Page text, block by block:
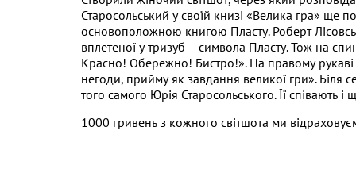
Старосольський у своїй книзі «Велика гра» ще
основоположною книгою Пласту. Роберт
вплетеної у тризуб – символа Пласту. Тож на
Красно! Обережно! Бистро!». На правому рукаві
негоди, прийму як завдання великої гри». Біля
того самого Юрія Старосольського. Її співають
1000 гривень з кожного світшота ми